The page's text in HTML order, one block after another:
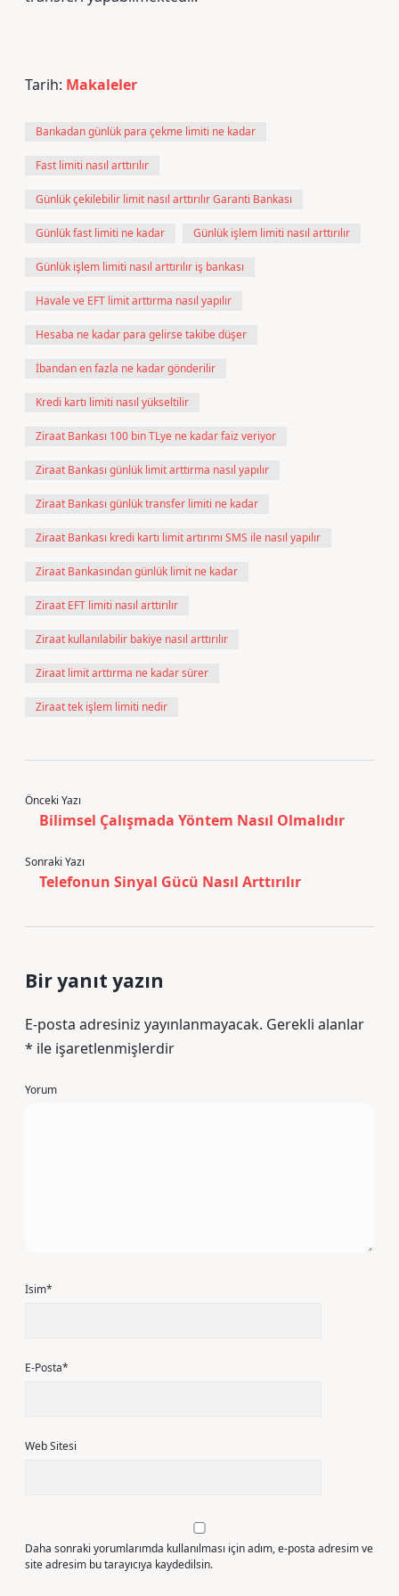
Tarih: Makaleler
Bankadan günlük para çekme limiti ne kadar
Fast limiti nasıl arttırılır
Günlük çekilebilir limit nasıl arttırılır Garanti Bankası
Günlük fast limiti ne kadar Günlük işlem limiti nasıl arttırılır
Günlük işlem limiti nasıl arttırılır iş bankası
Havale ve EFT limit arttırma nasıl yapılır
Hesaba ne kadar para gelirse takibe düşer
İbandan en fazla ne kadar gönderilir
Kredi kartı limiti nasıl yükseltilir
Ziraat Bankası 100 bin TLye ne kadar faiz veriyor
Ziraat Bankası günlük limit arttırma nasıl yapılır
Ziraat Bankası günlük transfer limiti ne kadar
Ziraat Bankası kredi kartı limit artırımı SMS ile nasıl yapılır
Ziraat Bankasından günlük limit ne kadar
Ziraat EFT limiti nasıl arttırılır
Ziraat kullanılabilir bakiye nasıl arttırılır
Ziraat limit arttırma ne kadar sürer
Ziraat tek işlem limiti nedir
Önceki Yazı
Bilimsel Çalışmada Yöntem Nasıl Olmalıdır
Sonraki Yazı
Telefonun Sinyal Gücü Nasıl Arttırılır
Bir yanıt yazın
E-posta adresiniz yayınlanmayacak. Gerekli alanlar
* ile işaretlenmişlerdir
Yorum
İsim*
E-Posta*
Web Sitesi
Daha sonraki yorumlarımda kullanılması için adım, e-posta adresim ve
site adresim bu tarayıcıya kaydedilsin.